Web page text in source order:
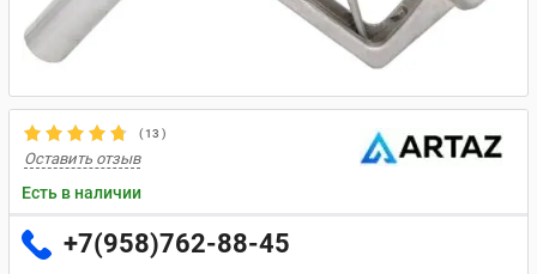
(13 )
Оставить отзыв
Есть в наличии
+7(958)762-88-45